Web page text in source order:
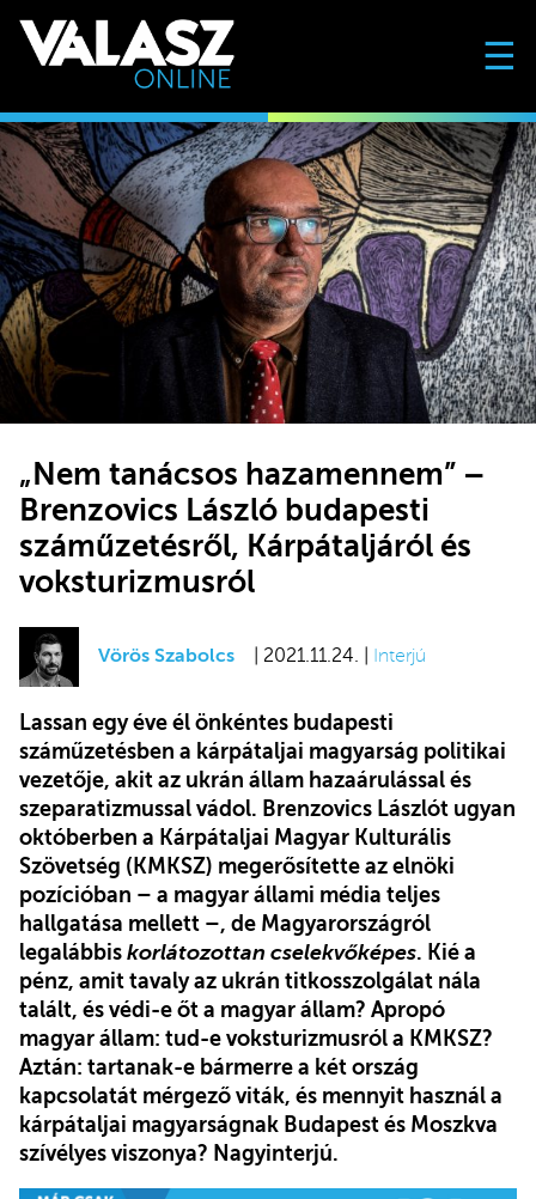
☰
„Nem tanácsos hazamennem” –
Brenzovics László budapesti
száműzetésről, Kárpátaljáról és
voksturizmusról
Vörös Szabolcs | 2021.11.24. | Interjú
Lassan egy éve él önkéntes budapesti
száműzetésben a kárpátaljai magyarság politikai
vezetője, akit az ukrán állam hazaárulással és
szeparatizmussal vádol. Brenzovics Lászlót ugyan
októberben a Kárpátaljai Magyar Kulturális
Szövetség (KMKSZ) megerősítette az elnöki
pozícióban – a magyar állami média teljes
hallgatása mellett –, de Magyarországról
legalábbis korlátozottan cselekvőképes. Kié a
pénz, amit tavaly az ukrán titkosszolgálat nála
talált, és védi-e őt a magyar állam? Apropó
magyar állam: tud-e voksturizmusról a KMKSZ?
Aztán: tartanak-e bármerre a két ország
kapcsolatát mérgező viták, és mennyit használ a
kárpátaljai magyarságnak Budapest és Moszkva
szívélyes viszonya? Nagyinterjú.